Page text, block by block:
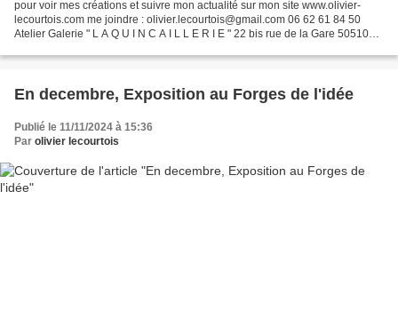
pour voir mes créations et suivre mon actualité sur mon site www.olivier-
lecourtois.com me joindre : olivier.lecourtois@gmail.com 06 62 61 84 50
Atelier Galerie " L A Q U I N C A I L L E R I E " 22 bis rue de la Gare 50510
En decembre, Exposition au Forges de l'idée
Publié le 11/11/2024 à 15:36
Par olivier lecourtois